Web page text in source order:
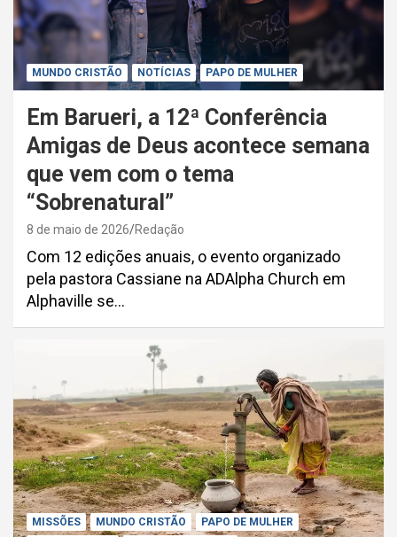
MUNDO CRISTÃO NOTÍCIAS PAPO DE MULHER
Em Barueri, a 12ª Conferência
Amigas de Deus acontece semana
que vem com o tema
“Sobrenatural”
8 de maio de 2026 Redação
Com 12 edições anuais, o evento organizado
pela pastora Cassiane na ADAlpha Church em
Alphaville se…
MISSÕES MUNDO CRISTÃO
PAPO DE MULHER